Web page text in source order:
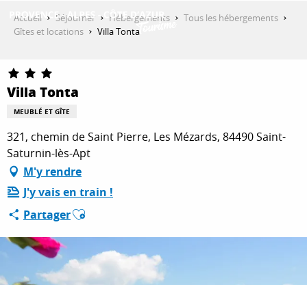
DÉCOUVRIR
QUE FAIRE ?
SÉJOURNER
ESPACE PRO
Accueil Séjourner Hébergements
Tous les hébergements
Gîtes et locations
Villa Tonta
Villa Tonta
MEUBLÉ ET GÎTE
321, chemin de Saint Pierre, Les Mézards, 84490 Saint-
Saturnin-lès-Apt
M'y rendre
J'y vais en train !
PartagerAjouter aux favoris